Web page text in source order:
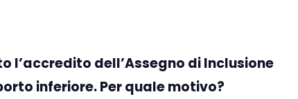
l’accredito dell’Assegno di Inclusione
inferiore. Per quale motivo?